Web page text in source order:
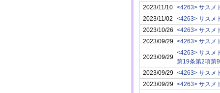
2023/11/10 <4263> サスメ
2023/11/02
<4263> サスメ
2023/10/26 <4263> サスメ
2023/09/29 <4263> サスメ
2023/09/29
<4263> サスメ
第19条第2項第
2023/09/29 <4263> サスメ
2023/09/29 <4263> サスメ